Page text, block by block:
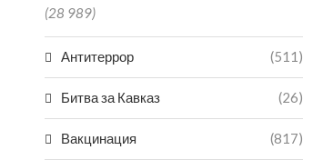
(28 989)
Антитеррор (511)
Битва за Кавказ (26)
Вакцинация (817)